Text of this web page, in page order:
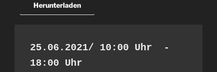
Herunterladen
25.06.2021/ 10:00 Uhr  -
18:00 Uhr